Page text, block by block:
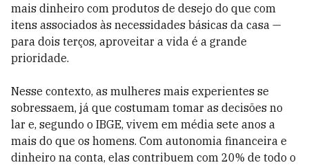
mais dinheiro com produtos de desejo do que com
itens associados às necessidades básicas da casa —
para dois terços, aproveitar a vida é a grande
prioridade.
Nesse contexto, as mulheres mais experientes se
sobressaem, já que costumam tomar as decisões no
lar e, segundo o IBGE, vivem em média sete anos a
mais do que os homens. Com autonomia financeira e
dinheiro na conta, elas contribuem com 20% de todo o